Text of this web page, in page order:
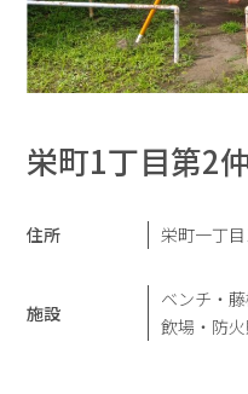
栄町1丁目第2
住所 栄町一丁
施設
ベンチ・
飲場・防